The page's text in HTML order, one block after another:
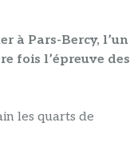
à Pars-Bercy, l’un
fois l’épreuve des
les quarts de